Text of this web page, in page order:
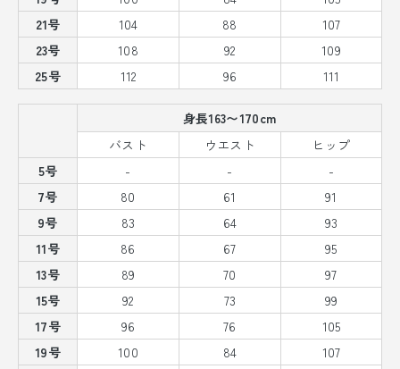
21号
104 88
107
23号
108 92
109
25号
112 96 111
身長163〜170cm
バスト
ウエスト
ヒップ
5号
- -
-
7号
80 61
91
9号
83 64
93
11号
86 67
95
13号
89 70
97
15号
92 73
99
17号
96 76
105
19号
100 84
107